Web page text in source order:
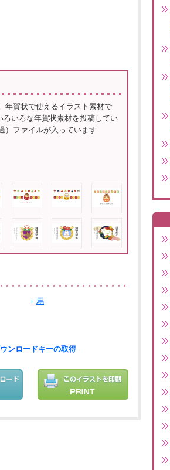
賀状で使えるイラスト素材で
いろな年賀状素材を投稿してい
）ファイルが入っています
馬
ンロードキーの取得